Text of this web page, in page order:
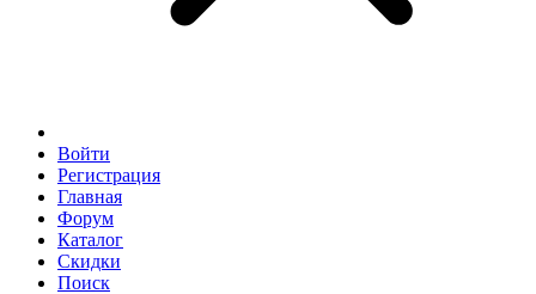
Войти
Регистрация
Главная
Форум
Каталог
Скидки
Поиск